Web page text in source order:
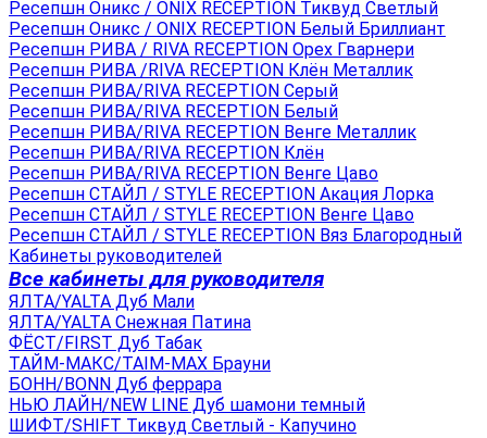
Ресепшн Оникс / ONIX RECEPTION Тиквуд Светлый
Ресепшн Оникс / ONIX RECEPTION Белый Бриллиант
Ресепшн РИВА / RIVA RECEPTION Орех Гварнери
Ресепшн РИВА /RIVA RECEPTION Клён Металлик
Ресепшн РИВА/RIVA RECEPTION Серый
Ресепшн РИВА/RIVA RECEPTION Белый
Ресепшн РИВА/RIVA RECEPTION Венге Металлик
Ресепшн РИВА/RIVA RECEPTION Клён
Ресепшн РИВА/RIVA RECEPTION Венге Цаво
Ресепшн СТАЙЛ / STYLE RECEPTION Акация Лорка
Ресепшн СТАЙЛ / STYLE RECEPTION Венге Цаво
Ресепшн СТАЙЛ / STYLE RECEPTION Вяз Благородный
Кабинеты руководителей
Все кабинеты для руководителя
ЯЛТА/YALTA Дуб Мали
ЯЛТА/YALTA Снежная Патина
ФЁСТ/FIRST Дуб Табак
ТАЙМ-МАКС/TAIM-MAX Брауни
БОНН/BONN Дуб феррара
НЬЮ ЛАЙН/NEW LINE Дуб шамони темный
ШИФТ/SHIFT Тиквуд Светлый - Капучино